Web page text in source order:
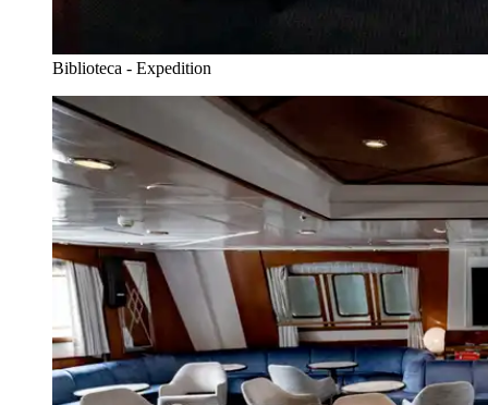
Biblioteca - Expedition